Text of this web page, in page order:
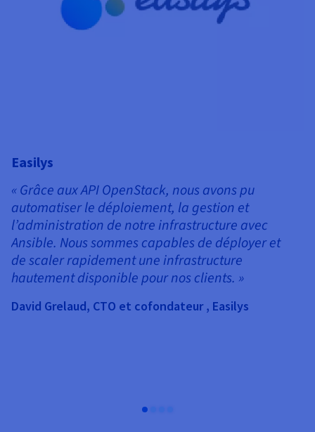
Easilys
« Grâce aux API OpenStack, nous avons pu
automatiser le déploiement, la gestion et
l’administration de notre infrastructure avec
Ansible. Nous sommes capables de déployer et
de scaler rapidement une infrastructure
hautement disponible pour nos clients. »
David Grelaud, CTO et cofondateur , Easilys